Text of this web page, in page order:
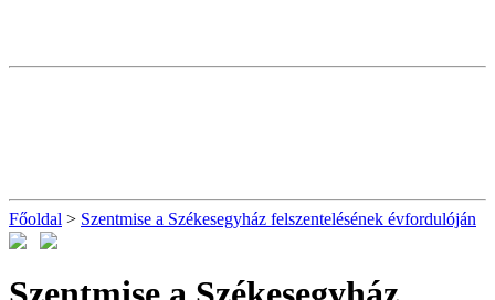
Főoldal > Szentmise a Székesegyház felszentelésének évfordulóján